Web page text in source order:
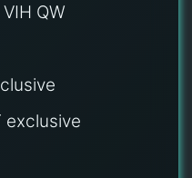
QW
exclusive